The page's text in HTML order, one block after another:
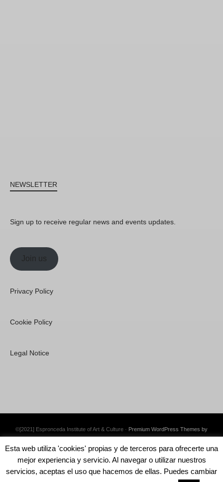
NEWSLETTER
Sign up to receive regular news and events updates.
Join us
Privacy Policy
Cookie Policy
Legal Notice
©[2021] Espronceda Institute of Art & Culture · Premium WordPress Themes by
Esta web utiliza 'cookies' propias y de terceros para ofrecerte una
mejor experiencia y servicio. Al navegar o utilizar nuestros
servicios, aceptas el uso que hacemos de ellas. Puedes cambiar